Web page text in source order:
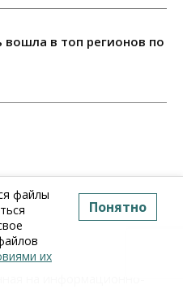
вошла в топ регионов по
на информационно-
файлы
их
Понятно